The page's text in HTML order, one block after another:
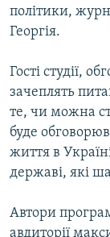
КРИМ РЕАЛІЇ
РУС
УКР
КТАТ
ДОЛУЧАЙСЯ!
політики,
Георгія.
Гості студії,
зачеплять
те, чи можна
буде
життя в
державі, які
Автори
авдиторії